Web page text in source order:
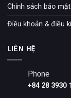
Chính sách bảo mật
Điều khoản & điều
LIÊN HỆ
Phone
+84 28 3930